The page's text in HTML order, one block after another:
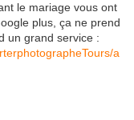
le mariage vous ont
plus, ça ne prend
un grand service :
a